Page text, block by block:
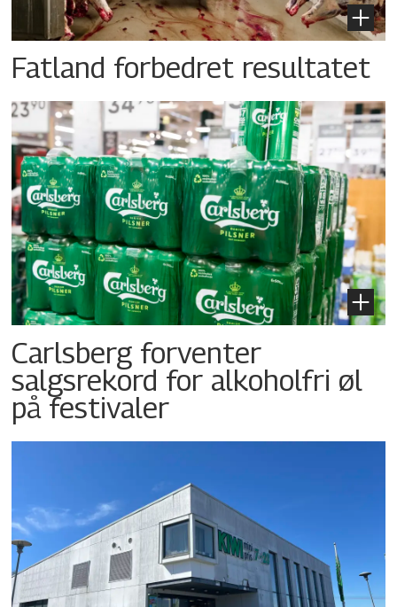
Fatland forbedret resultatet
Carlsberg forventer
salgsrekord for alkoholfri øl
på festivaler